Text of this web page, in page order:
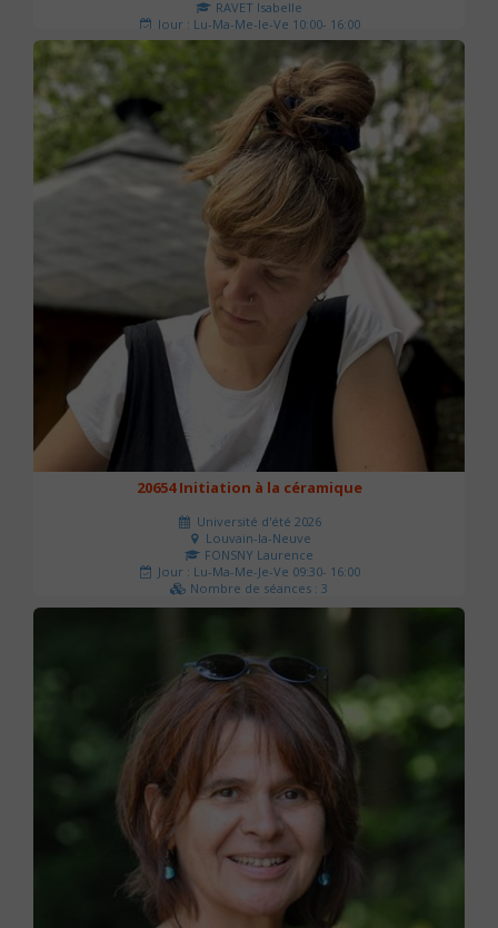
RAVET Isabelle
Jour : Lu-Ma-Me-Je-Ve 10:00- 16:00
Nombre de séances : 2
20654 Initiation à la céramique
Université d'été 2026
Louvain-la-Neuve
FONSNY Laurence
Jour : Lu-Ma-Me-Je-Ve 09:30- 16:00
Nombre de séances : 3
190 €